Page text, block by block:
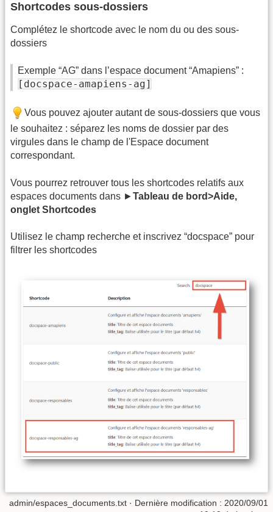
Shortcodes sous-dossiers
Complétez le shortcode avec le nom du ou des sous-
dossiers
Exemple “AG” dans l’espace document “Amapiens” :
[docspace-amapiens-ag]
Vous pouvez ajouter autant de sous-dossiers que vous
le souhaitez : séparez les noms de dossier par des
virgules dans le champ de l'Espace document
correspondant.
Vous pourrez retrouver tous les shortcodes relatifs aux
espaces documents dans ►Tableau de bord>Aide,
onglet Shortcodes
Utilisez le champ recherche et inscrivez “docspace” pour
filtrer les shortcodes
admin/espaces_documents.txt · Dernière modification : 2020/09/01